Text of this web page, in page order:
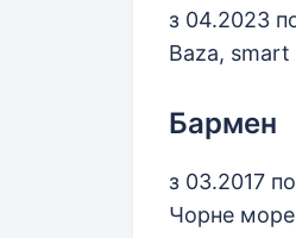
з 04.2023
Baza,
Бармен
з 03.2017
Чорне